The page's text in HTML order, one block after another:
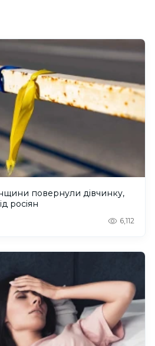
повернули дівчинку,
росіян
6,112